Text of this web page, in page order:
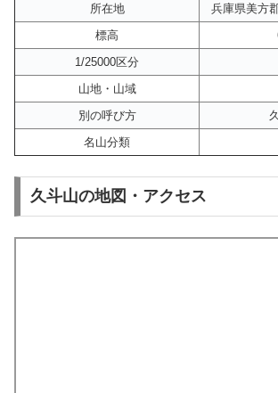
所在地
兵庫県美方
標高
1/25000区分
山地・山域
別の呼び方
名山分類
久斗山の地図・アクセス